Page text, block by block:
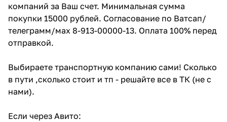
компаний за Ваш счет. Минимальная сумма
покупки 15000 рублей. Согласование по Ватсап/
телеграмм/мах 8-913-00000-13. Оплата 100% перед
отправкой.
Выбираете транспортную компанию сами! Сколько
в пути ,сколько стоит и тп - решайте все в ТК (не с
нами).
Если через Авито: